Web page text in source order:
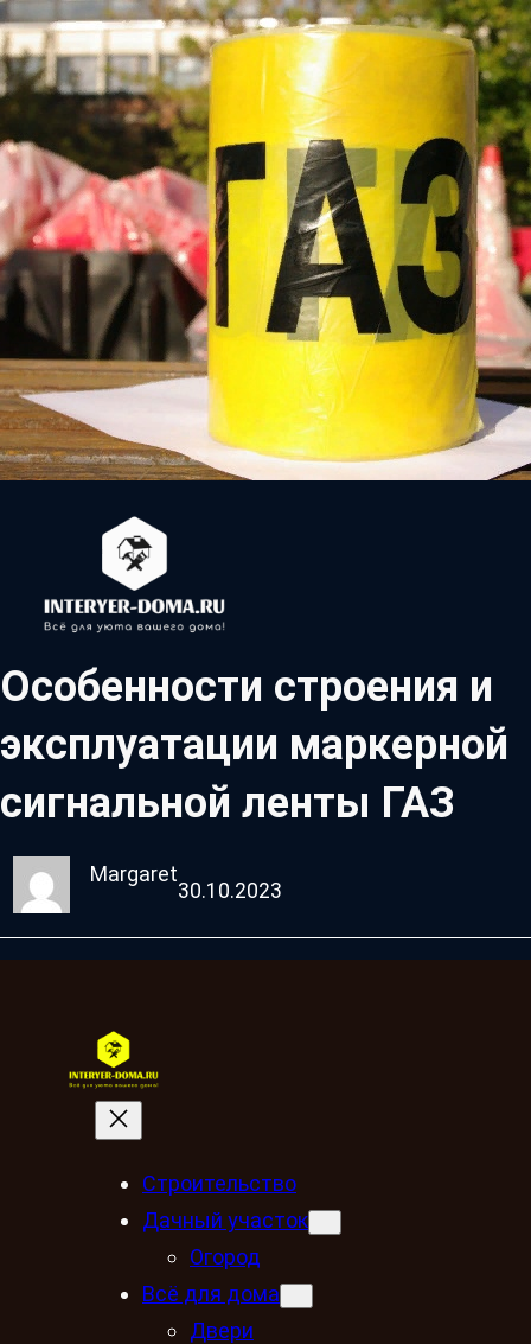
Особенности строения и
эксплуатации маркерной
сигнальной ленты ГАЗ
Margaret
30.10.2023
Строительство
Дачный участок
Огород
Всё для дома
Двери